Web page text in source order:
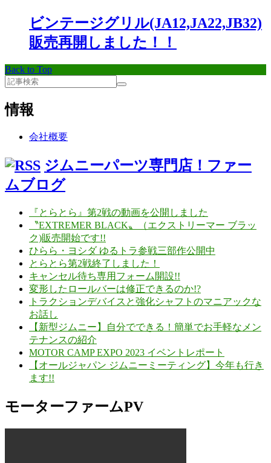
ビンテージグリル(JA12,JA22,JB32)
販売再開しました！！
Back to Top
情報
会社概要
ジムニーパーツ専門店！ファー
ムブログ
『とらとら』第2戦の動画を公開しました
〝EXTREMER BLACK〟（エクストリーマー ブラッ
ク)販売開始です!!
ひらら・ヨシダ ゆるトラ参戦三部作公開中
とらとら第2戦終了しました！
キャンセル待ち専用フォーム開設!!
変形したロールバーは修正できるのか!?
トラクションデバイスと強化シャフトのマニアックな
お話し
【新型ジムニー】自分でできる！簡単でお手軽なメン
テナンスの紹介
MOTOR CAMP EXPO 2023 イベントレポート
【オールジャパン ジムニーミーティング】今年も行き
ます!!
モーターファームPV